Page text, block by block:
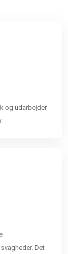
og udarbejder
Det